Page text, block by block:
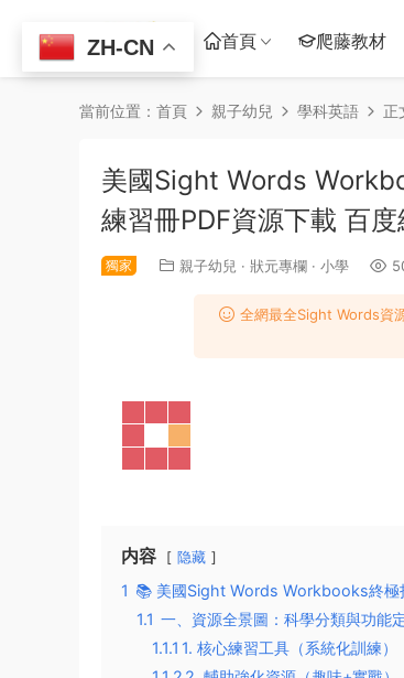
首頁 爬藤教材
當前位置： 首頁 親子幼兒 學科英語 正
美國Sight Words
練習冊PDF資源下載 百度
獨家 親子幼兒 · 狀元專欄 · 小學
全網最全Sight Words資
内容 隐藏
1 📚 ​​美國Sight Words Workbooks終極
1.1 一、資源全景圖：科學分類與功能
1.1.1 ​1. 核心練習工具（系統化訓練）​​
ZH-CN